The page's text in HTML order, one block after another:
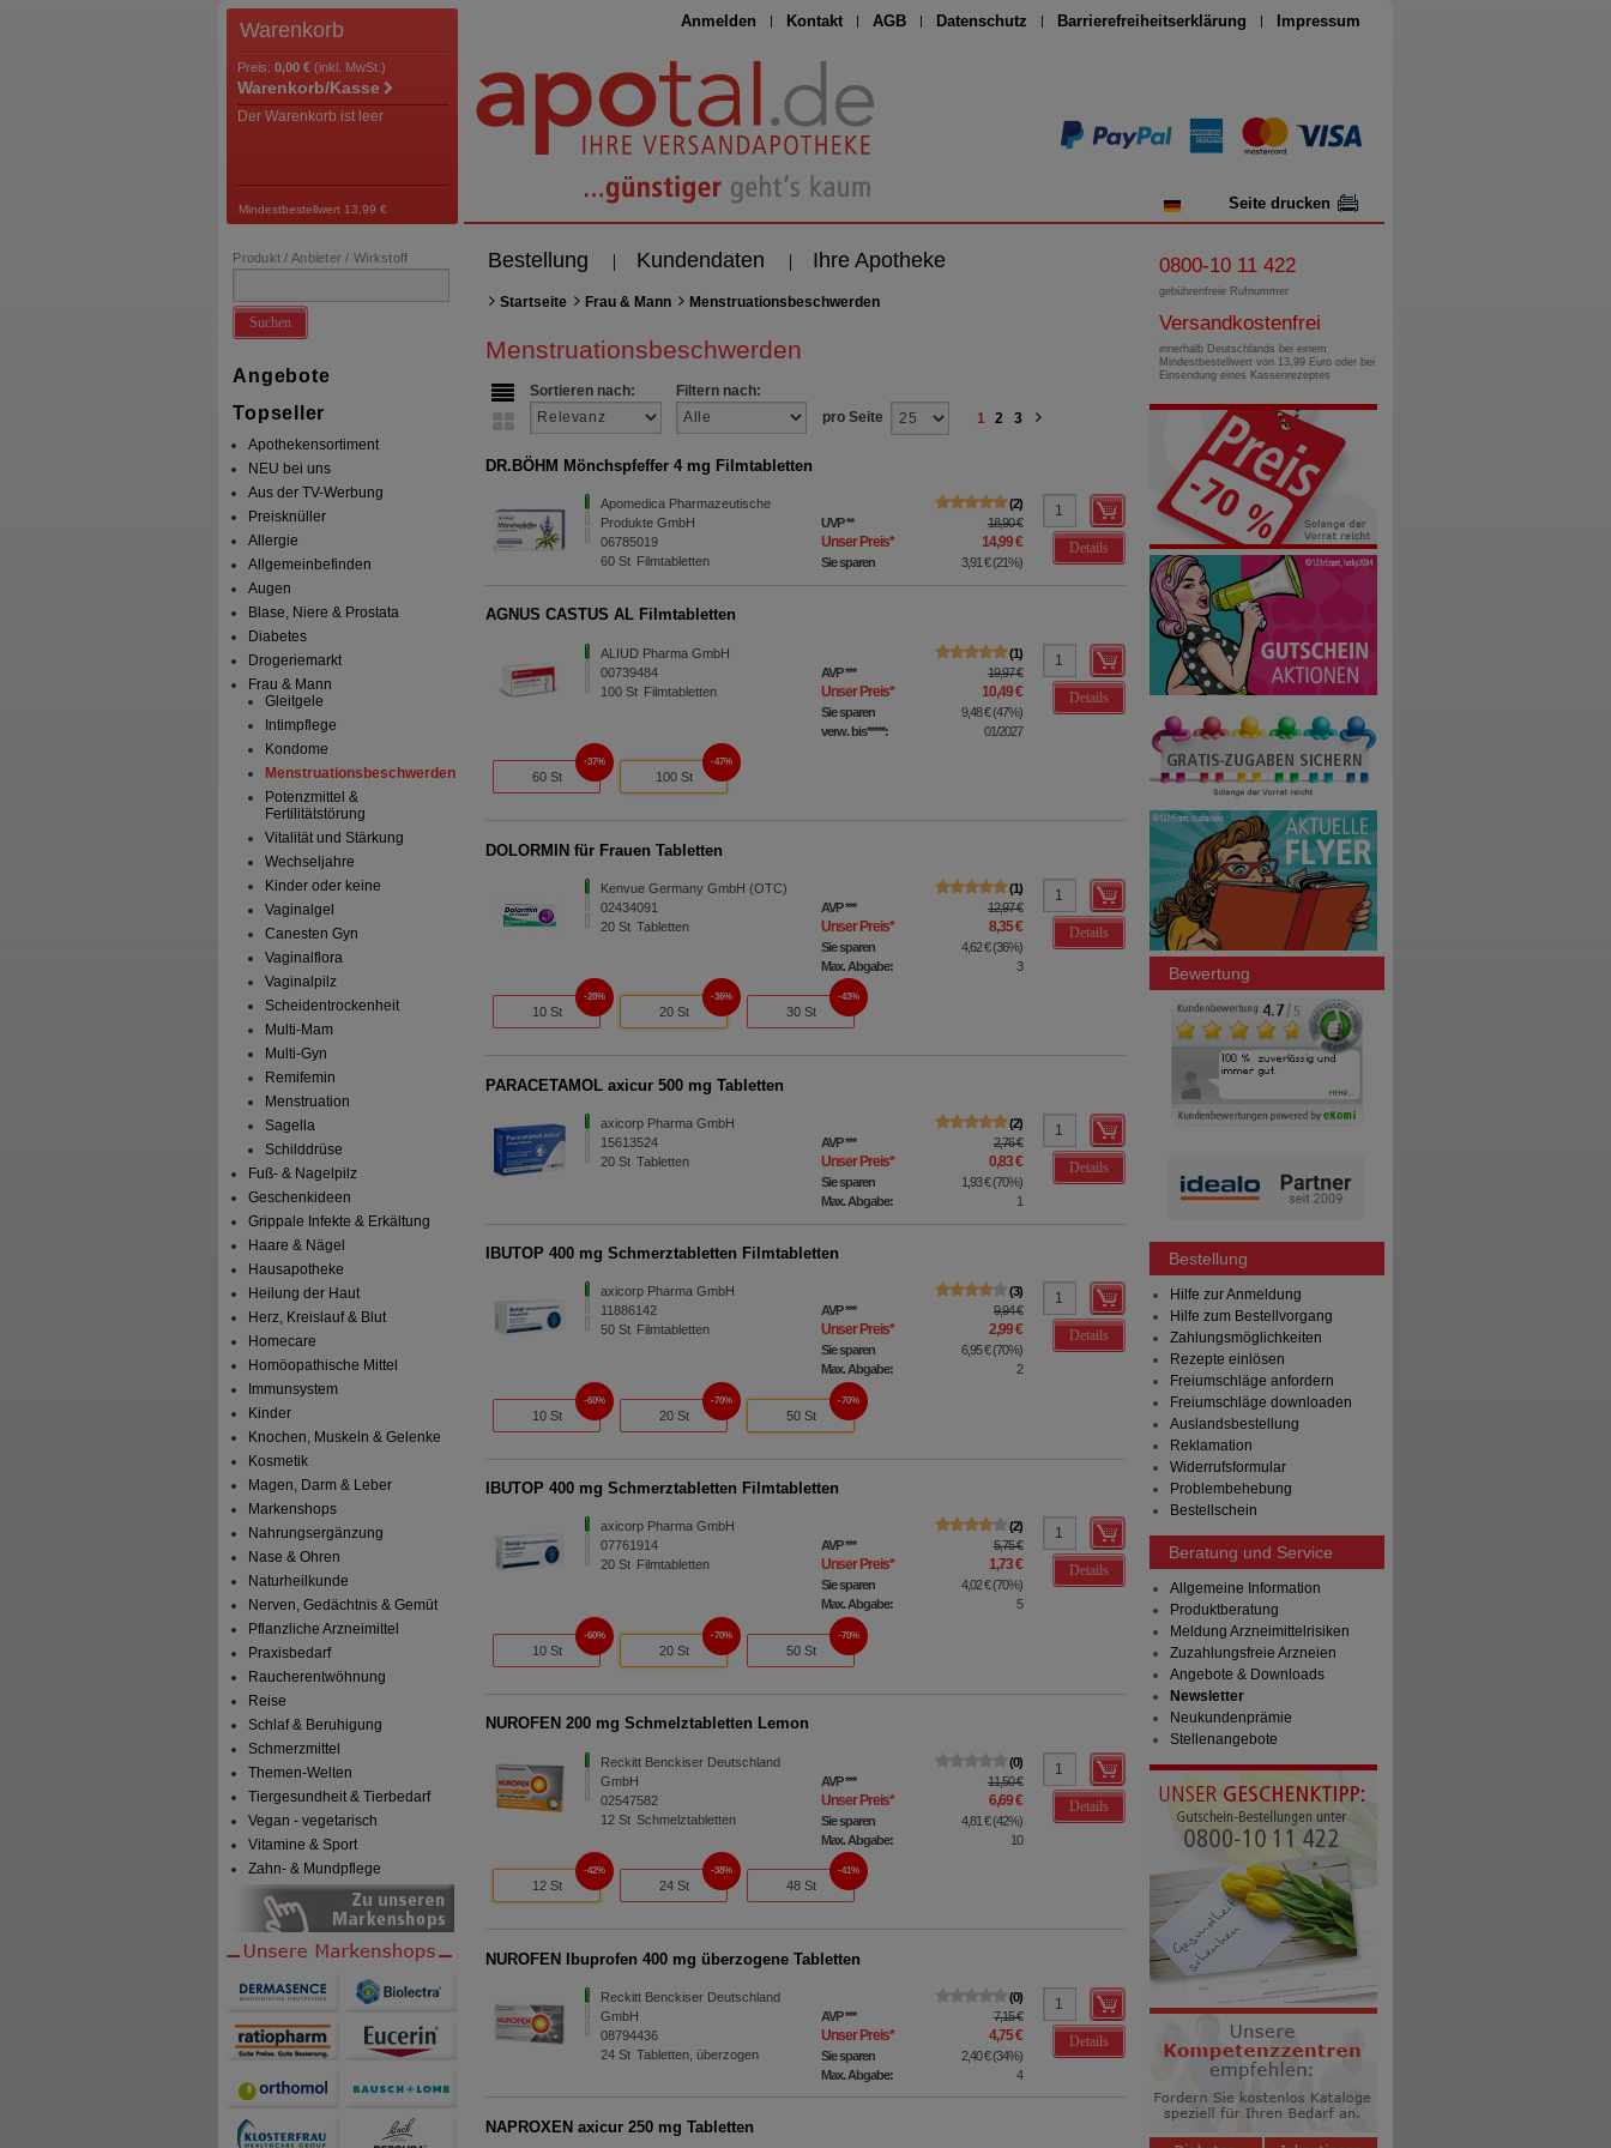
Anmelden Kontakt AGB Datenschutz Barrierefreiheitserklärung Impressum
Seite drucken
Warenkorb
Preis: 0,00 € (inkl. MwSt.)
Warenkorb/Kasse
Der Warenkorb ist leer
Mindestbestellwert 13,99 €
Bestellung Kundendaten Ihre Apotheke
Produkt / Anbieter / Wirkstoff
Suchen
Angebote
Topseller
Apothekensortiment
NEU bei uns
Aus der TV-Werbung
Preisknüller
Allergie
Allgemeinbefinden
Augen
Blase, Niere & Prostata
Diabetes
Drogeriemarkt
Frau & Mann
Gleitgele
Intimpflege
Kondome
Menstruationsbeschwerden
Potenzmittel &
Fertilitätstörung
Vitalität und Stärkung
Wechseljahre
Kinder oder keine
Vaginalgel
Canesten Gyn
Vaginalflora
Vaginalpilz
Scheidentrockenheit
Multi-Mam
Multi-Gyn
Remifemin
Menstruation
Sagella
Schilddrüse
Fuß- & Nagelpilz
Geschenkideen
Grippale Infekte & Erkältung
Haare & Nägel
Hausapotheke
Heilung der Haut
Herz, Kreislauf & Blut
Homecare
Homöopathische Mittel
Immunsystem
Kinder
Knochen, Muskeln & Gelenke
Kosmetik
Magen, Darm & Leber
Markenshops
Nahrungsergänzung
Nase & Ohren
Naturheilkunde
Nerven, Gedächtnis & Gemüt
Pflanzliche Arzneimittel
Praxisbedarf
Raucherentwöhnung
Reise
Schlaf & Beruhigung
Schmerzmittel
Themen-Welten
Tiergesundheit & Tierbedarf
Vegan - vegetarisch
Vitamine & Sport
Zahn- & Mundpflege
Startseite Frau & Mann Menstruationsbeschwerden
Menstruationsbeschwerden
Sortieren nach:
Filtern nach:
pro Seite
1 2 3
DR.BÖHM Mönchspfeffer 4 mg Filmtabletten
Apomedica Pharmazeutische
Produkte GmbH
06785019
60St Filmtabletten
2
UVP** 18,90 €
Unser Preis* 14,99 €
Sie sparen 3,91 €(21%)
Details
AGNUS CASTUS AL Filmtabletten
ALIUD Pharma GmbH
00739484
100St Filmtabletten
1
AVP*** 19,97 €
Unser Preis* 10,49 €
Sie sparen 9,48 €(47%)
verw. bis*****:
01/2027
Details
60 St
37%
100 St
47%
DOLORMIN für Frauen Tabletten
Kenvue Germany GmbH (OTC)
02434091
20St Tabletten
1
AVP*** 12,97 €
Unser Preis* 8,35 €
Sie sparen 4,62 €(36%)
Max. Abgabe:
3
Details
10 St
28%
20 St
36%
30 St
43%
PARACETAMOL axicur 500 mg Tabletten
axicorp Pharma GmbH
15613524
20St Tabletten
2
AVP*** 2,76 €
Unser Preis* 0,83 €
Sie sparen 1,93 €(70%)
Max. Abgabe:
1
Details
IBUTOP 400 mg Schmerztabletten Filmtabletten
axicorp Pharma GmbH
11886142
50St Filmtabletten
3
AVP*** 9,94 €
Unser Preis* 2,99 €
Sie sparen 6,95 €(70%)
Max. Abgabe:
2
Details
10 St
60%
20 St
70%
50 St
70%
IBUTOP 400 mg Schmerztabletten Filmtabletten
axicorp Pharma GmbH
07761914
20St Filmtabletten
2
AVP*** 5,75 €
Unser Preis* 1,73 €
Sie sparen 4,02 €(70%)
Max. Abgabe:
5
Details
10 St
60%
20 St
70%
50 St
70%
NUROFEN 200 mg Schmelztabletten Lemon
Reckitt Benckiser Deutschland
GmbH
02547582
12St Schmelztabletten
0
AVP*** 11,50 €
Unser Preis* 6,69 €
Sie sparen 4,81 €(42%)
Max. Abgabe:
10
Details
12 St
42%
24 St
38%
48 St
41%
NUROFEN Ibuprofen 400 mg überzogene Tabletten
Reckitt Benckiser Deutschland
GmbH
08794436
24St Tabletten, überzogen
0
AVP*** 7,15 €
Unser Preis* 4,75 €
Sie sparen 2,40 €(34%)
Max. Abgabe:
4
Details
NAPROXEN axicur 250 mg Tabletten
0800-10 11 422
gebührenfreie Rufnummer
Versandkostenfrei
innerhalb Deutschlands bei einem
Mindestbestellwert von 13,99 Euro oder bei
Einsendung eines Kassenrezeptes
Bewertung
Bestellung
Hilfe zur Anmeldung
Hilfe zum Bestellvorgang
Zahlungsmöglichkeiten
Rezepte einlösen
Freiumschläge anfordern
Freiumschläge downloaden
Auslandsbestellung
Reklamation
Widerrufsformular
Problembehebung
Bestellschein
Beratung und Service
Allgemeine Information
Produktberatung
Meldung Arzneimittelrisiken
Zuzahlungsfreie Arzneien
Angebote & Downloads
Newsletter
Neukundenprämie
Stellenangebote